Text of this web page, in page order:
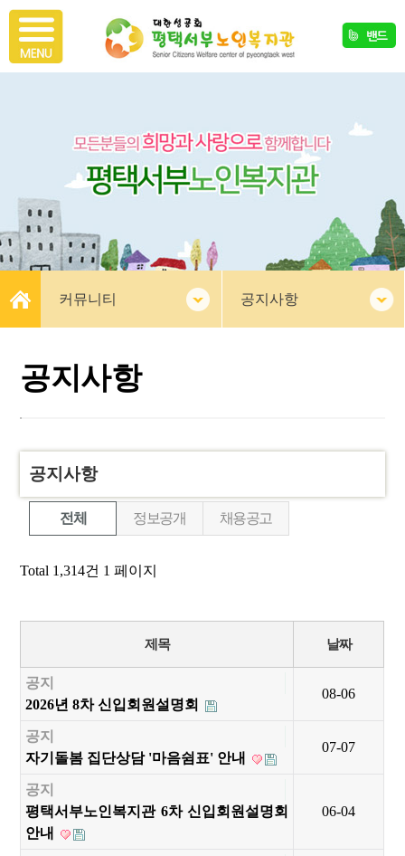
커뮤니티 공지사항
공지사항
공지사항
전체 정보공개 채용공고
Total 1,314건 1 페이지
제목 날짜
공지
2026년 8차 신입회원설명회
08-06
공지
자기돌봄 집단상담 '마음쉼표' 안내
07-07
공지
평택서부노인복지관 6차 신입회원설명회
안내
06-04